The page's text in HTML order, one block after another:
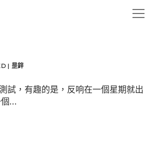
open
| 昰鋅
試，有趣的是，反响在一個星期就出
個…